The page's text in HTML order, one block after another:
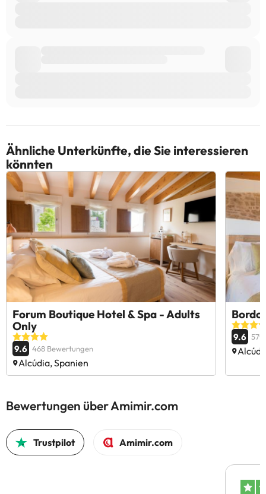
Ähnliche Unterkünfte, die Sie interessieren
könnten
Forum Boutique Hotel & Spa - Adults
Only
9.6 468 Bewertungen
Alcúdia, Spanien
9.6
Bewertungen über Amimir.com
Trustpilot Amimir.com